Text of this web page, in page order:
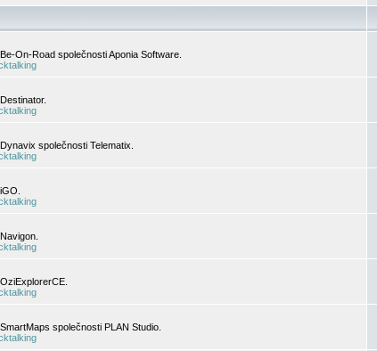
On-Road společnosti Aponia Software.
společnosti Telematix.
společnosti PLAN Studio.